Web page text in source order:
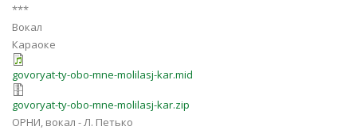
***
Вокал
Караоке
govoryat-ty-obo-mne-molilasj-kar.mid
govoryat-ty-obo-mne-molilasj-kar.zip
ОРНИ, вокал - Л. Петько